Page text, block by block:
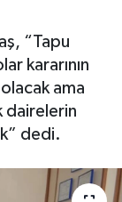
“Tapu
kararının
ama
dairelerin
dedi.